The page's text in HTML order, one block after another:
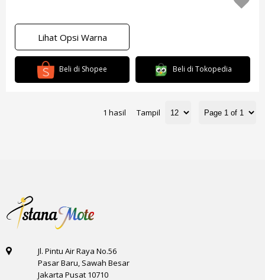
Lihat Opsi Warna
Beli di Shopee Beli di Tokopedia
1 hasil Tampil
Jl. Pintu Air Raya No.56
Pasar Baru, Sawah Besar
Jakarta Pusat 10710